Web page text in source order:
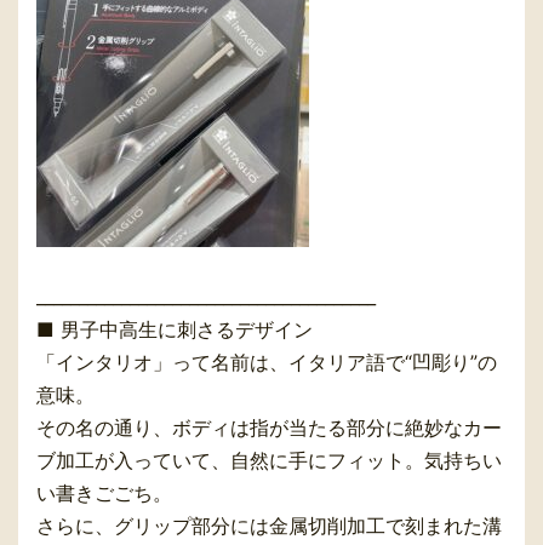
■ 男子中高生に刺さるデザイン
「インタリオ」って名前は、イタリア語で“凹彫り”の
意味。
その名の通り、ボディは指が当たる部分に絶妙なカー
ブ加工が入っていて、自然に手にフィット。気持ちい
い書きごごち。
さらに、グリップ部分には金属切削加工で刻まれた溝